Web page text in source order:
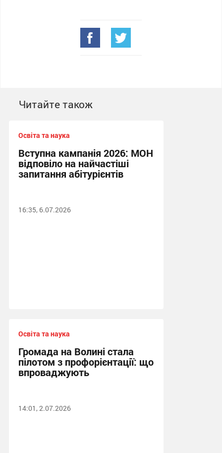
Читайте також
Освіта та наука
Вступна кампанія 2026: МОН
відповіло на найчастіші
запитання абітурієнтів
16:35, 6.07.2026
Освіта та наука
Громада на Волині стала
пілотом з профорієнтації: що
впроваджують
14:01, 2.07.2026